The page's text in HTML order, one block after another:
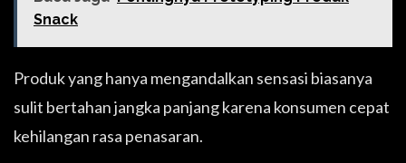
Snack
Produk yang hanya mengandalkan sensasi biasanya
sulit bertahan jangka panjang karena konsumen cepat
kehilangan rasa penasaran.